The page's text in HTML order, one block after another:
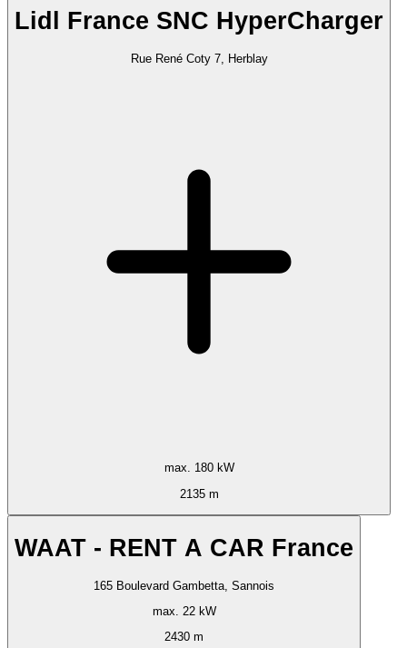
Lidl France SNC HyperCharger
Rue René Coty 7, Herblay
max. 180 kW
2135 m
WAAT - RENT A CAR France
165 Boulevard Gambetta, Sannois
max. 22 kW
2430 m